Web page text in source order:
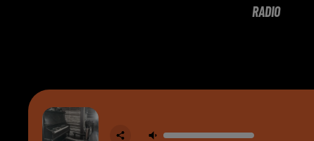
RADIO